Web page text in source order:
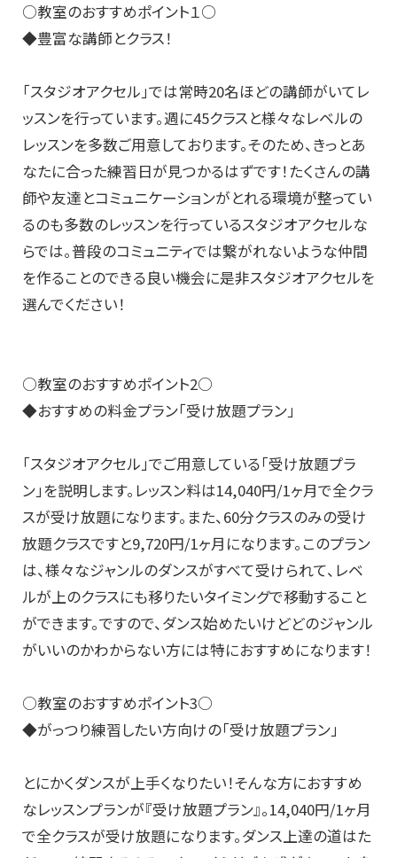
○教室のおすすめポイント１○
◆豊富な講師とクラス！
「スタジオアクセル」では常時20名ほどの講師がいてレ
ッスンを行っています。週に45クラスと様々なレベルの
レッスンを多数ご用意しております。そのため、きっとあ
なたに合った練習日が見つかるはずです！たくさんの講
師や友達とコミュニケーションがとれる環境が整ってい
るのも多数のレッスンを行っているスタジオアクセルな
らでは。普段のコミュニティでは繋がれないような仲間
を作ることのできる良い機会に是非スタジオアクセルを
選んでください！
○教室のおすすめポイント2○
◆おすすめの料金プラン「受け放題プラン」
「スタジオアクセル」でご用意している「受け放題プラ
ン」を説明します。レッスン料は14,040円/1ヶ月で全クラ
スが受け放題になります。また、60分クラスのみの受け
放題クラスですと9,720円/1ヶ月になります。このプラン
は、様々なジャンルのダンスがすべて受けられて、レベ
ルが上のクラスにも移りたいタイミングで移動すること
ができます。ですので、ダンス始めたいけどどのジャンル
がいいのかわからない方には特におすすめになります！
○教室のおすすめポイント3○
◆がっつり練習したい方向けの「受け放題プラン」
とにかくダンスが上手くなりたい！そんな方におすすめ
なレッスンプランが『受け放題プラン』。14,040円/1ヶ月
で全クラスが受け放題になります。ダンス上達の道はた